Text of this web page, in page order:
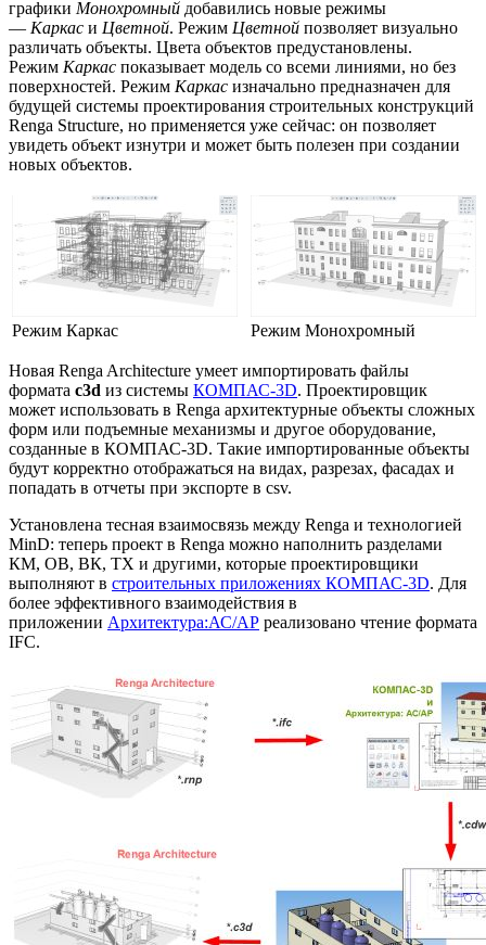
графики Монохромный добавились новые режимы
— Каркас и Цветной. Режим Цветной позволяет визуально
различать объекты. Цвета объектов предустановлены.
Режим Каркас показывает модель со всеми линиями, но без
поверхностей. Режим Каркас изначально предназначен для
будущей системы проектирования строительных конструкций
Renga Structure, но применяется уже сейчас: он позволяет
увидеть объект изнутри и может быть полезен при создании
новых объектов.
Режим Каркас Режим Монохромный
Новая Renga Architecture умеет импортировать файлы
формата c3d из системы КОМПАС-3D. Проектировщик
может использовать в Renga архитектурные объекты сложных
форм или подъемные механизмы и другое оборудование,
созданные в КОМПАС-3D. Такие импортированные объекты
будут корректно отображаться на видах, разрезах, фасадах и
попадать в отчеты при экспорте в csv.
Установлена тесная взаимосвязь между Renga и технологией
MinD: теперь проект в Renga можно наполнить разделами
КМ, ОВ, ВК, ТХ и другими, которые проектировщики
выполняют в строительных приложениях КОМПАС-3D. Для
более эффективного взаимодействия в
приложении Архитектура:АС/АР реализовано чтение формата
IFC.